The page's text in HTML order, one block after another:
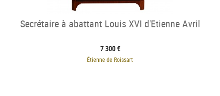
Secrétaire à abattant Louis XVI d'Etienne Avril
7 300 €
Étienne de Roissart